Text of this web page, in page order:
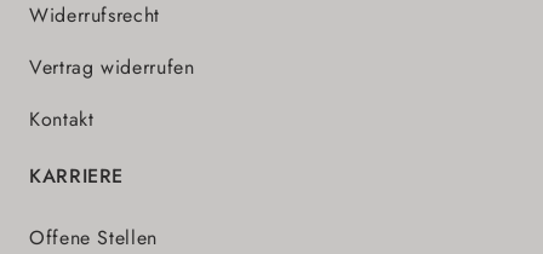
Widerrufsrecht
Vertrag widerrufen
Kontakt
KARRIERE
Offene Stellen